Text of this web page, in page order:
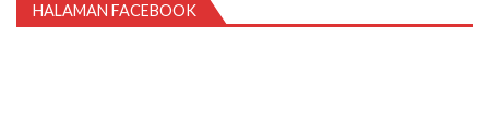
HALAMAN FACEBOOK